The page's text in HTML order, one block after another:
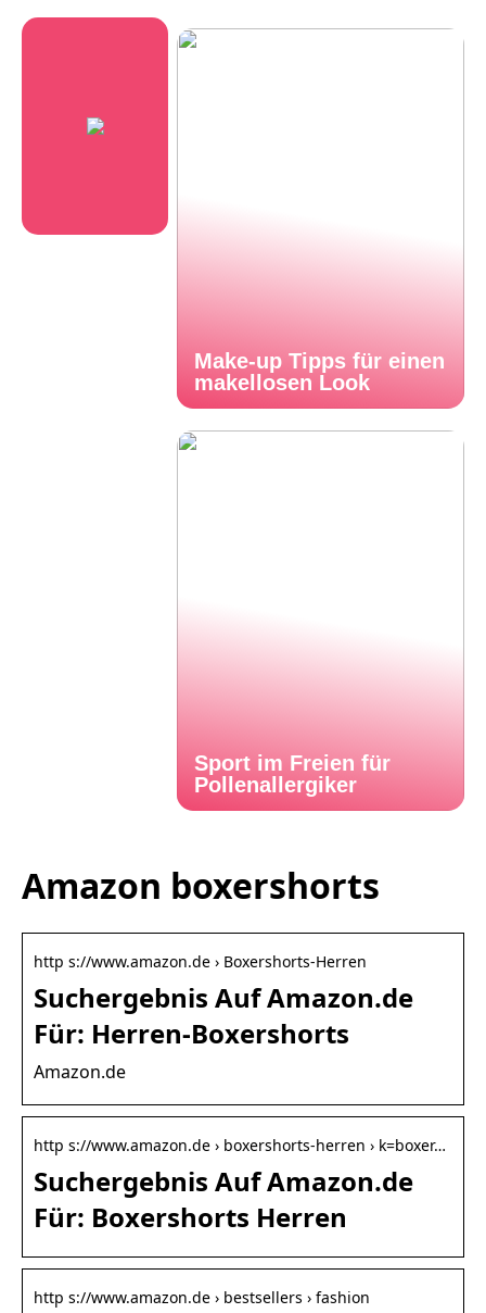
Make-up Tipps für einen
makellosen Look
Sport im Freien für
Pollenallergiker
Amazon boxershorts
http s://www.amazon.de › Boxershorts-Herren
Suchergebnis Auf Amazon.de
Für: Herren-Boxershorts
Amazon.de
http s://www.amazon.de › boxershorts-herren › k=boxer…
Suchergebnis Auf Amazon.de
Für: Boxershorts Herren
http s://www.amazon.de › bestsellers › fashion